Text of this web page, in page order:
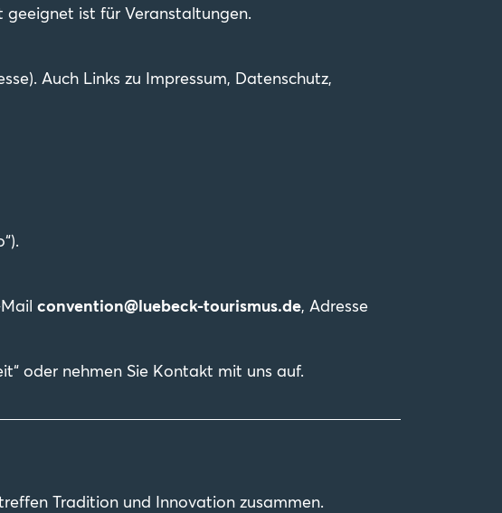
ist für Veranstaltungen.
Auch Links zu Impressum, Datenschutz,
Mailconvention@luebeck-tourismus.de, Adresse
oder nehmen Sie Kontakt mit uns auf.
Tradition und Innovation zusammen.